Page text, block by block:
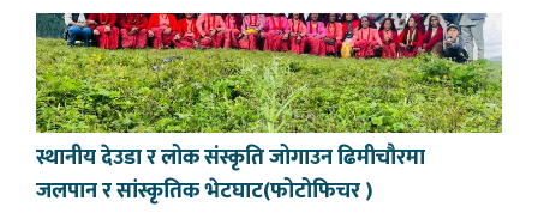
स्थानीय देउडा र लोक संस्कृति जोगाउन ढिमीचौरमा
जलपान र सांस्कृतिक भेटघाट(फोटोफिचर )